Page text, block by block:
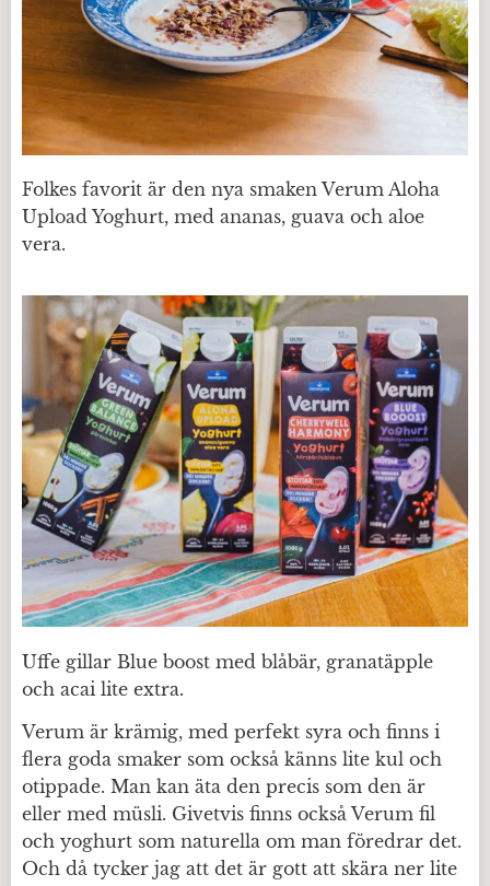
Folkes favorit är den nya smaken Verum Aloha
Upload Yoghurt, med ananas, guava och aloe
vera.
Uffe gillar Blue boost med blåbär, granatäpple
och acai lite extra.
Verum är krämig, med perfekt syra och finns i
flera goda smaker som också känns lite kul och
otippade. Man kan äta den precis som den är
eller med müsli. Givetvis finns också Verum fil
och yoghurt som naturella om man föredrar det.
Och då tycker jag att det är gott att skära ner lite